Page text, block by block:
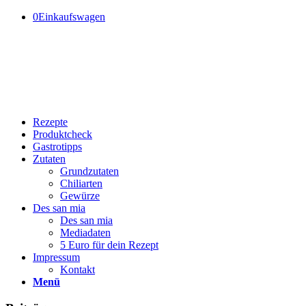
0Einkaufswagen
Rezepte
Produktcheck
Gastrotipps
Zutaten
Grundzutaten
Chiliarten
Gewürze
Des san mia
Des san mia
Mediadaten
5 Euro für dein Rezept
Impressum
Kontakt
Menü